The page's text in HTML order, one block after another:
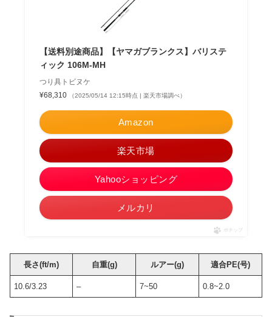
【送料別途商品】【ヤマガブランクス】バリステ
ィック 106M-MH
つり具トビヌケ
¥68,310
（2025/05/14 12:15時点 | 楽天市場調べ）
Amazon
楽天市場
Yahooショッピング
メルカリ
ポチップ
長さ(ft/m) 自重(g) ルアー(g) 適合PE(号)
10.6/3.23 – 7~50 0.8~2.0